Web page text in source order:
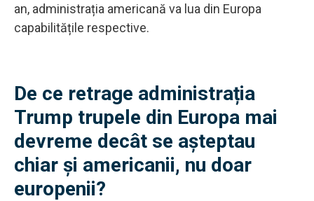
an, administrația americană va lua din Europa
capabilitățile respective.
De ce retrage administrația
Trump trupele din Europa mai
devreme decât se așteptau
chiar și americanii, nu doar
europenii?